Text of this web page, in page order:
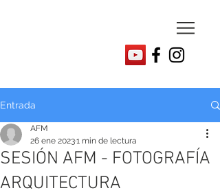
Entrada
SESIÓN AFM - FOTOGRAFÍA
ARQUITECTURA
AFM
26 ene 20231 min de lectura